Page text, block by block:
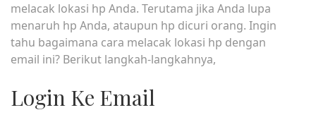
melacak lokasi hp Anda. Terutama jika Anda lupa
menaruh hp Anda, ataupun hp dicuri orang. Ingin
tahu bagaimana cara melacak lokasi hp dengan
email ini? Berikut langkah-langkahnya,
Login Ke Email